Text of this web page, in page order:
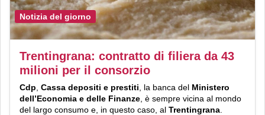
Notizia del giorno
Trentingrana: contratto di filiera da 43
milioni per il consorzio
Cdp Cassa depositi e prestiti , la banca del Ministero
dell’Economia e delle Finanze , è sempre vicina al mondo
del largo consumo e, in questo caso, al Trentingrana